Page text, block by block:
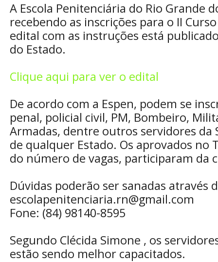
A Escola Penitenciária do Rio Grande
recebendo as inscrições para o II
edital com as instruções está
do Estado.
Clique aqui para ver o edital
De acordo com a Espen, podem se
penal, policial civil, PM, Bombeiro,
Armadas, dentre outros servidores da
de qualquer Estado. Os aprovados no
do número de vagas, participaram da
Dúvidas poderão ser sanadas através
escolapenitenciaria.rn@gmail.com
Fone: (84) 98140-8595
Segundo Clécida Simone , os
estão sendo melhor capacitados.